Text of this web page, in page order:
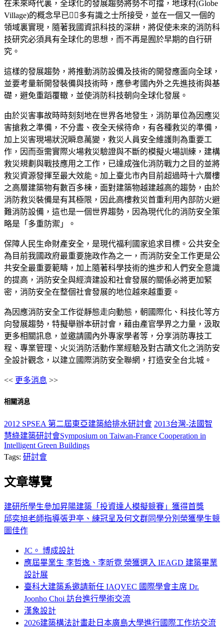
在未來時代裏，全球化的發展趨勢將勢不可擋，地球村(Globe
Village)的概念早已多有識之士所接受，並在一個又一個的
領域裏實現，隨著我國資訊科技的深耕，將促使未來的消防科
技研究必須具有全球化的思想，而不再是囿於早期的自行研
究。
這樣的發展趨勢，將推動消防設備及技術的開發應面向全球，
並要考量新開發裝備與技術時，應參考國內外之先進技術與基
礎，避免重蹈覆轍，並使消防科技朝向全球化發展。
由於災害事故時時刻刻地在世界各地發生，消防單位為因應災
害搶救之準備，不分晝、夜全天候待命，有各種救災的準備，
加上災害現場狀況瞬息萬變，救災人員安全維護則為重要工
作，因而亟需實際火場救災驗證與不斷的模擬火場訓練，建構
救災規劃與戰技應用之工作，已達成強化消防戰力之目的並將
救災資源發揮至最大效能。加上臺北市內目前超過時十六層樓
之高層建築物有數百多棟，面對建築物越建越高的趨勢，由於
消防救災裝備是有其極限，因此高樓救災首重利用內部防火避
難消防設備，這也是一個世界趨勢，因為現代化的消防安全策
略是「多重防禦」。
保障人民生命財產安全，是現代福利國家追求目標。公共安全
為目前我國政府最重要施政作為之一，而消防安全工作更是公
共安全最重要範疇，加上隨著科學技術的進步和人們安全意識
的提高，消防安全與經濟建設和社會發展的關係必將更加緊
密，消防安全在整個社會發展的地位越來越重要。
為因應消防安全工作從靜態走向動態，朝國際化、科技化等方
向發展趨勢，特擬舉辦本研討會，藉由產官學界之力量，汲取
更多相關訊息，並邀請國內外專家學者等，分享消防專技工
程、專業管理、火災消防活動作業經驗及對古蹟文化之消防安
全設計觀念，以建立國際消防安全聯網，打造安全台北城。
<< 更多消息 >>
相關消息
2012 SPSEA 第二屆東亞建築給排水研討會 2013台灣-法國智
慧綠建築研討會Symposium on Taiwan-France Cooperation in
Intelligent Green Buildings
Tags: 研討會
文章導覽
建研所學生參加昇陽建築「投資達人模擬競賽」獲得首獎
邱奕旭老師指導張尹亭、練冠呈及何文群同學分別榮獲學生競
圖佳作
JC。 博成設計
應屆畢業生 李哲逸、李昕霓 榮獲選入 IEAGD 建築畢業
設計展
臺科大建築系邀請新任 IAQVEC 國際學會主席 Dr.
Joonho Choi 訪台進行學術交流
漢象設計
2026建築構法計畫赴日本廣島大學進行國際工作坊交流